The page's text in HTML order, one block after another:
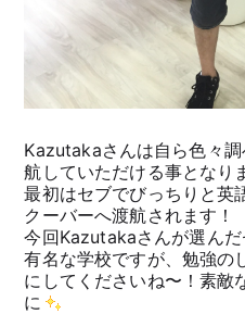
Kazutakaさんは自ら色々
航していただける事となり
最初はセブでびっちりと英
クーバーへ渡航されます！
今回Kazutakaさんが選ん
有名な学校ですが、勉強の
にしてくださいね〜！素敵
に